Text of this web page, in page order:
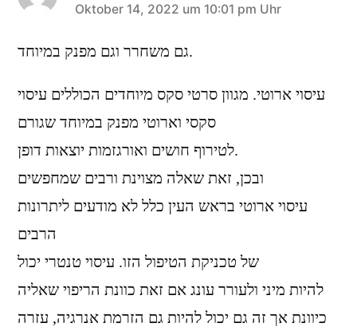
sagt:
Oktober 14, 2022 um 10:01 pm Uhr
גם משחרר וגם מפנק במיוחד.
עיסוי ארוטי. מגוון סרטי סקס מיוחדים הכוללים עיסוי
סקסי וארוטי מפנק במיוחד שגורם
לטירוף חושים ואורגזמות יוצאות דופן.
ובכן, זאת שאלה מצוינת ורבים שמחפשים
עיסוי ארוטי בראש העין כלל לא מודעים ליתרונות
הרבים
של טכניקת הטיפול הזו. עיסוי טנטרי יכול
להיות מיני ולעורר עונג אם זאת כוונת הריפוי שאליה
כיוונת אך זה גם יכול להיות גם הזרמת אנרגיה, עזרה